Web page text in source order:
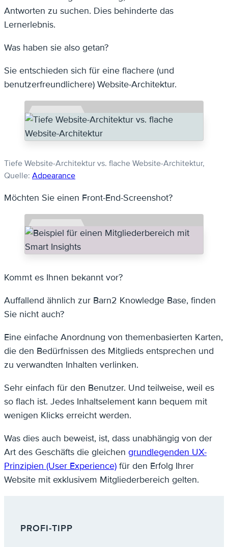
Antworten zu suchen. Dies behinderte das
Lernerlebnis.
Was haben sie also getan?
Sie entschieden sich für eine flachere (und
benutzerfreundlichere) Website-Architektur.
Tiefe Website-Architektur vs. flache Website-Architektur,
Quelle: Adpearance
Möchten Sie einen Front-End-Screenshot?
Kommt es Ihnen bekannt vor?
Auffallend ähnlich zur Barn2 Knowledge Base, finden
Sie nicht auch?
Eine einfache Anordnung von themenbasierten Karten,
die den Bedürfnissen des Mitglieds entsprechen und
zu verwandten Inhalten verlinken.
Sehr einfach für den Benutzer. Und teilweise, weil es
so flach ist. Jedes Inhaltselement kann bequem mit
wenigen Klicks erreicht werden.
Was dies auch beweist, ist, dass unabhängig von der
Art des Geschäfts die gleichen grundlegenden UX-
Prinzipien (User Experience) für den Erfolg Ihrer
Website mit exklusivem Mitgliederbereich gelten.
PROFI-TIPP